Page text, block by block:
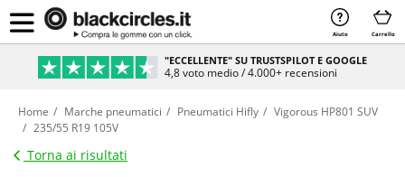
Aiuto Carrello
"ECCELLENTE" SU TRUSTSPILOT E GOOGLE
4,8 voto medio / 4.000+ recensioni
Home Marche pneumatici Pneumatici Hifly
Vigorous HP801 SUV
235/55 R19 105V
Torna ai risultati